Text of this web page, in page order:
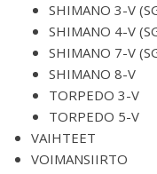
SHIMANO 3-V
SHIMANO 4-V
SHIMANO 7-V
SHIMANO 8-V
TORPEDO 3-V
TORPEDO 5-V
VAIHTEET
VOIMANSIIRTO